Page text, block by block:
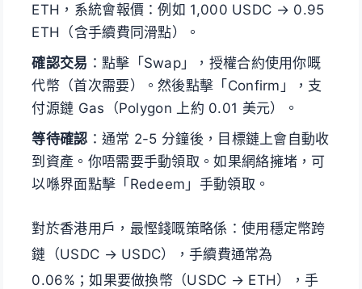
ETH，系統會報價：例如 1,000 USDC → 0.95
ETH（含手續費同滑點）。
確認交易 ：點擊「Swap」，授權合約使用你嘅
代幣（首次需要）。然後點擊「Confirm」，支
付源鏈 Gas（Polygon 上約 0.01 美元）。
等待確認 ：通常 2-5 分鐘後，目標鏈上會自動收
到資產。你唔需要手動領取。如果網絡擁堵，可
以喺界面點擊「Redeem」手動領取。
對於香港用戶，最慳錢嘅策略係：使用穩定幣跨
鏈（USDC → USDC），手續費通常為
0.06%；如果要做換幣（USDC → ETH），手